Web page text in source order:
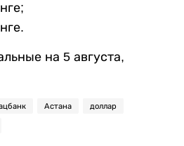
на 5 августа,
Астана доллар